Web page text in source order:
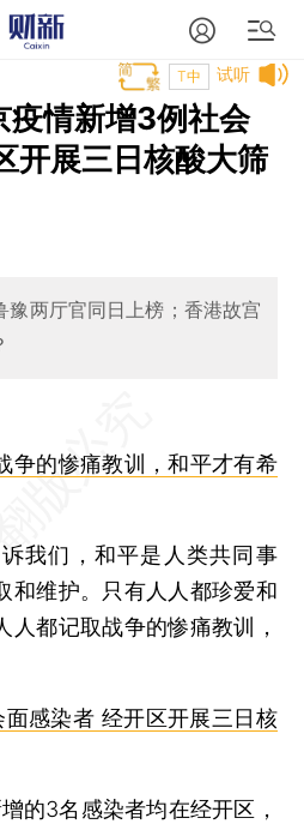
试听
T中
疫情新增3例社会
开展三日核酸大筛
豫两厅官同日上榜；香港故宫
争的惨痛教训，和平才有希
我们，和平是人类共同事
和维护。只有人人都珍爱和
人都记取战争的惨痛教训，
感染者 经开区开展三日核
的3名感染者均在经开区，